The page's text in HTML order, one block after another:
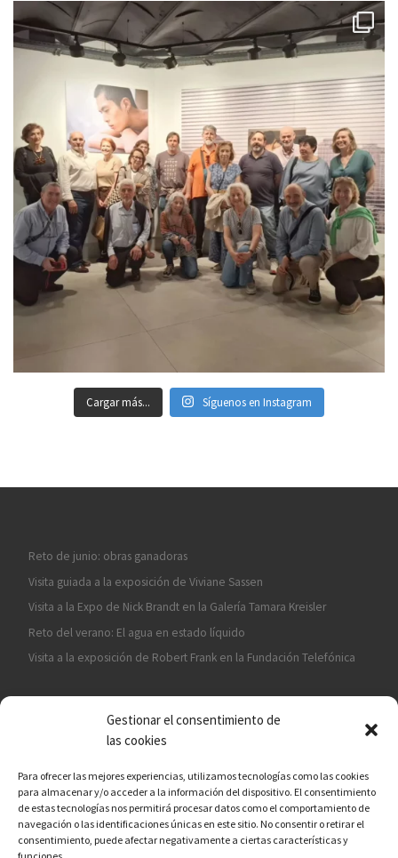
Gestionar el consentimiento de
las cookies
Para ofrecer las mejores experiencias, utilizamos tecnologías como las cookies
para almacenar y/o acceder a la información del dispositivo. El consentimiento
de estas tecnologías nos permitirá procesar datos como el comportamiento de
navegación o las identificaciones únicas en este sitio. No consentir o retirar el
consentimiento, puede afectar negativamente a ciertas características y
Cargar más... Síguenos en Instagram
Reto de junio: obras ganadoras
Visita guiada a la exposición de Viviane Sassen
Visita a la Expo de Nick Brandt en la Galería Tamara Kreisler
Reto del verano: El agua en estado líquido
Visita a la exposición de Robert Frank en la Fundación Telefónica
¡ASÓCIATE A CÁMARA EN MANO!